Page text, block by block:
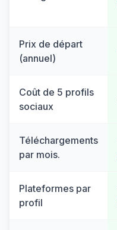
Prix de départ
(annuel)
Coût de 5 profils
sociaux
Téléchargements
par mois.
Plateformes par
profil